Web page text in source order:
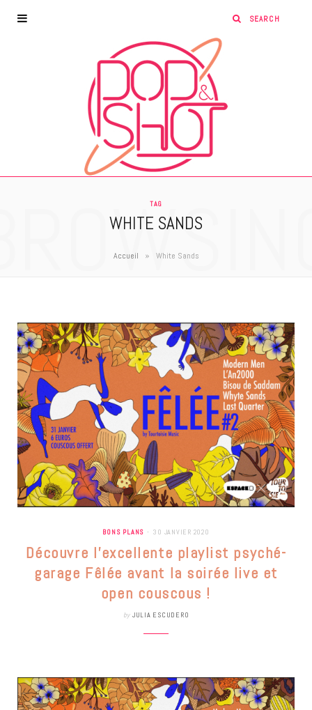
TAG
WHITE SANDS
Accueil » White Sands
BONS PLANS 30 JANVIER 2020
Découvre l’excellente playlist psyché-
garage Fêlée avant la soirée live et
open couscous !
by JULIA ESCUDERO